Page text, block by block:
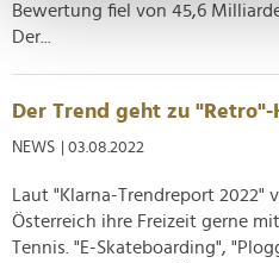
Erfahren Sie mehr darüber,
Abschnitt Einzelheitenfest.
Wir verwenden Cookies, um
zu können und die Zugriffe
analysieren. Außerdem
Verwendung unserer
Bewertung fiel von 45,6
Der...
Der Trend geht zu "Retro"-
NEWS | 03.08.2022
Laut "Klarna-Trendreport 2022"
Österreich ihre Freizeit gerne
Tennis. "E-Skateboarding",